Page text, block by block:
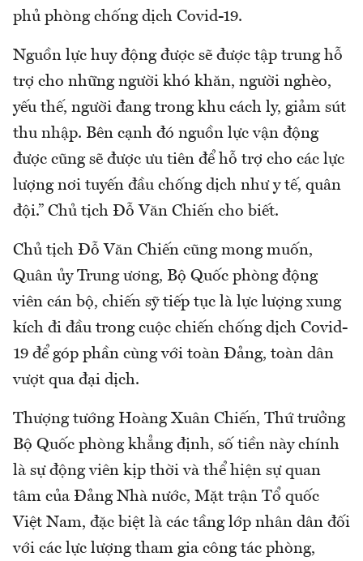
phủ phòng chống dịch Covid-19.
Nguồn lực huy động được sẽ được tập trung hỗ
trợ cho những người khó khăn, người nghèo,
yếu thế, người đang trong khu cách ly, giảm sút
thu nhập. Bên cạnh đó nguồn lực vận động
được cũng sẽ được ưu tiên để hỗ trợ cho các lực
lượng nơi tuyến đầu chống dịch như y tế, quân
đội.” Chủ tịch Đỗ Văn Chiến cho biết.
Chủ tịch Đỗ Văn Chiến cũng mong muốn,
Quân ủy Trung ương, Bộ Quốc phòng động
viên cán bộ, chiến sỹ tiếp tục là lực lượng xung
kích đi đầu trong cuộc chiến chống dịch Covid-
19 để góp phần cùng với toàn Đảng, toàn dân
vượt qua đại dịch.
Thượng tướng Hoàng Xuân Chiến, Thứ trưởng
Bộ Quốc phòng khẳng định, số tiền này chính
là sự động viên kịp thời và thể hiện sự quan
tâm của Đảng Nhà nước, Mặt trận Tổ quốc
Việt Nam, đặc biệt là các tầng lớp nhân dân đối
với các lực lượng tham gia công tác phòng,